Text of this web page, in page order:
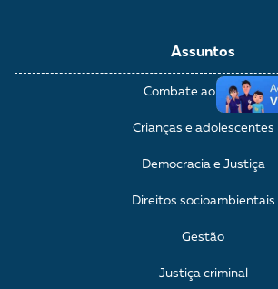
Assuntos
Combate ao racismo
Crianças e adolescentes
Democracia e Justiça
Direitos socioambientais
Gestão
Justiça criminal